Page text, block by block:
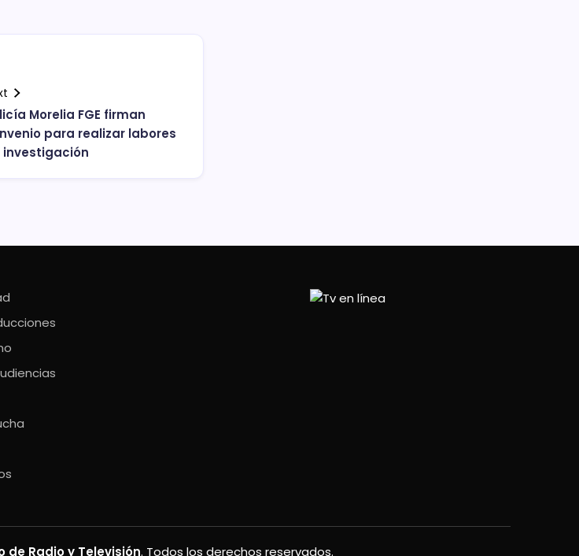
Morelia FGE firman
para realizar labores
investigación
de Radio y Televisión. Todos los derechos reservados.